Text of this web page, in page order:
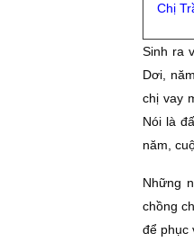
Chị
Sinh ra
Dơi,
chị vay
Nói là
năm,
Những
chồng
để phục